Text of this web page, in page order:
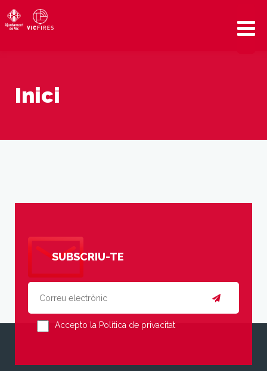
Inici
SUBSCRIU-TE
Accepto la Política de privacitat